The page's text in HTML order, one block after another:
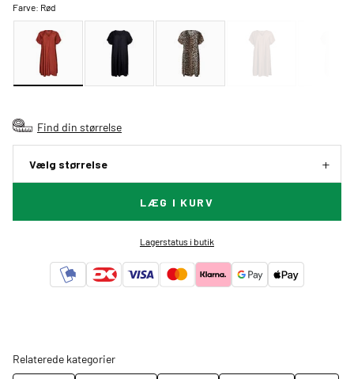
Farve: Rød
Find din størrelse
Vælg størrelse
LÆG I KURV
Lagerstatus i butik
Relaterede kategorier